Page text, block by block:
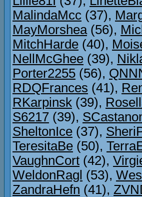
MalindaMcc (37),
MayMorshea(56),
MitchHarde (40),
NellMcGhee (39),
Porter2255 (56),
RDQFrances (41),
RKarpinsk (39),
S6217 (39),
SheltonIce (37),
TeresitaBe (50),
VaughnCort (42),
WeldonRagl (53),
ZandraHefn (41),